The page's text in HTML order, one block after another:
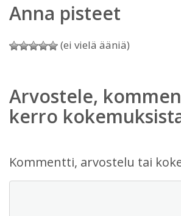
Anna pisteet
(ei vielä ääniä)
Arvostele,
kerro
Kommentti, arvostelu tai